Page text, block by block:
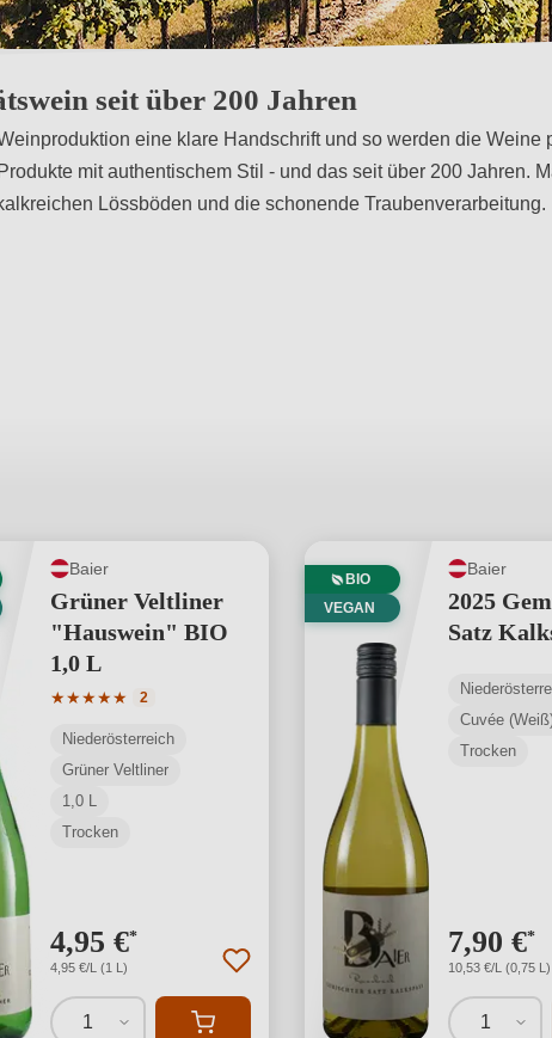
seit über 200 Jahren
eine klare Handschrift und so werden die Weine
mit authentischem Stil - und das seit über 200 Jahren.
Lössböden und die schonende Traubenverarbeitung.
Baier
Grüner Veltliner
"Hauswein" BIO
1,0 L
★★★★★
Durchschnittliche Bewertung von 5 von 5 Sternen
2
Niederösterreich
Grüner Veltliner
1,0 L
Trocken
4,95 €*
4,95 €/L (1 L)
1
BIO
VEGAN
Baier
2025
Satz
Cuvée
Trocken
7,90 €*
10,53 €/L (0,75 L)
1